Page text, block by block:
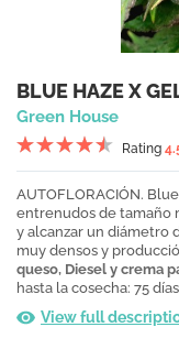
BLUE HAZE X
Green House
Rating
AUTOFLORACIÓN.
entrenudos de tamaño
y alcanzar un diámetro
muy densos y
queso, Diesel y crema
hasta la cosecha: 75
View full